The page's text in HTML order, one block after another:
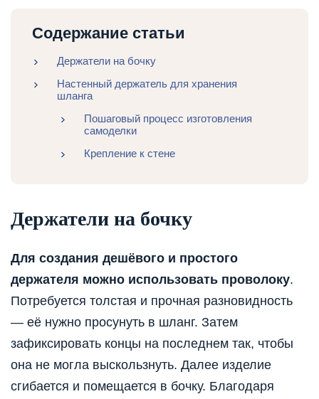
Содержание статьи
Держатели на бочку
Настенный держатель для хранения
шланга
Пошаговый процесс изготовления
самоделки
Крепление к стене
Держатели на бочку
Для создания дешёвого и простого
держателя можно использовать проволоку.
Потребуется толстая и прочная разновидность
— её нужно просунуть в шланг. Затем
зафиксировать концы на последнем так, чтобы
она не могла выскользнуть. Далее изделие
сгибается и помещается в бочку. Благодаря